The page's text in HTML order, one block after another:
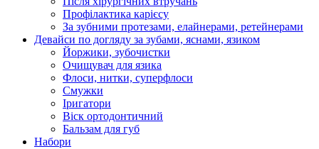
Профілактика карієсу
За зубними протезами, елайнерами, ретейнерами
Девайси по догляду за зубами, яснами, язиком
Йоржики, зубочистки
Очищувач для язика
Флоси, нитки, суперфлоси
Смужки
Іригатори
Віск ортодонтичний
Бальзам для губ
Набори